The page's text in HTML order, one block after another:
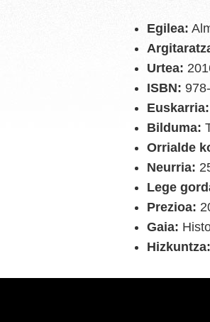
Egilea:
Urtea:
ISBN:
Euskarria:
Bilduma:
Orrialde
Neurria:
Lege
Prezioa:
Gaia:
Hizkuntza: